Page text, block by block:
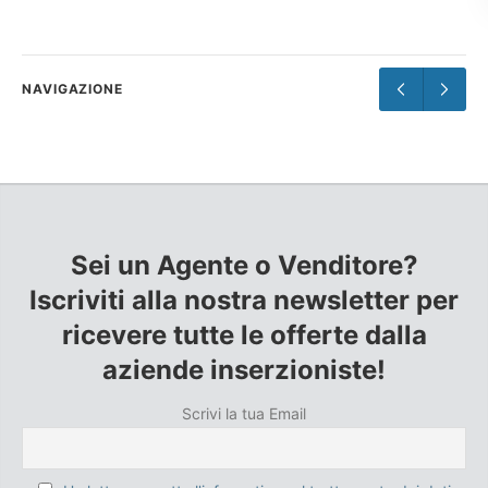
NAVIGAZIONE
Sei un Agente o Venditore?
Iscriviti alla nostra newsletter per
ricevere tutte le offerte dalla
aziende inserzioniste!
Scrivi la tua Email